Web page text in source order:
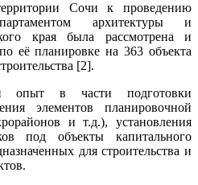
Сочи к проведению
архитектуры и
края была рассмотрена и
её планировке на 363 объекта
[2].
опыт в части подготовки
элементов планировочной
и т.д.), установления
под объекты капитального
для строительства и